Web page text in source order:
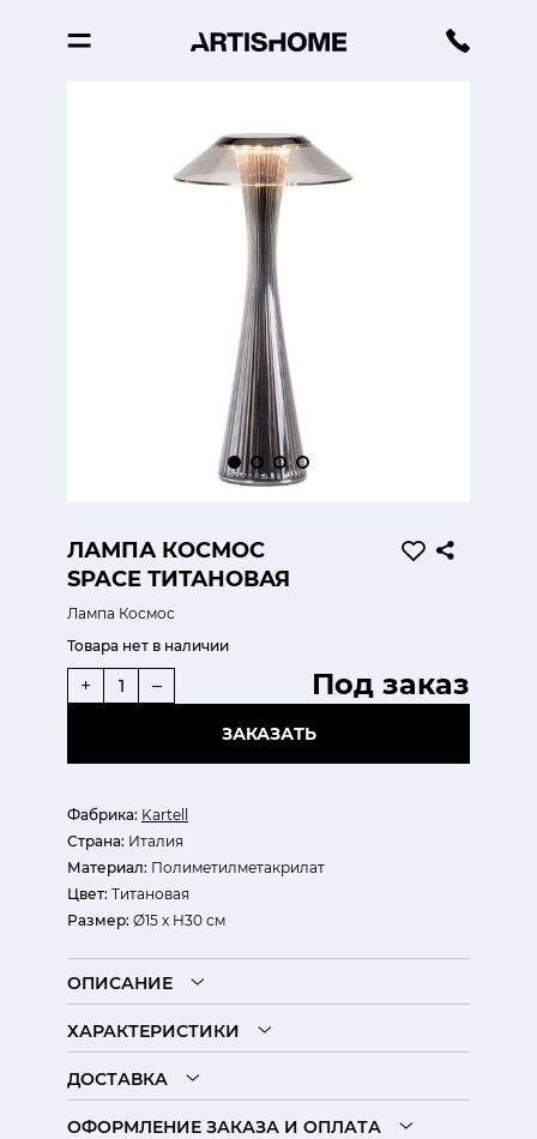
ЛАМПА КОСМОС
SPACE ТИТАНОВАЯ
Лампа Космос
Фабрика: Kartell
Страна: Италия
Материал: Полиметилметакрилат
Цвет: Титановая
Размер: Ø15 х H30 см
Товара нет в наличии
Под заказ
+ –
ЗАКАЗАТЬ
ОПИСАНИЕ
ХАРАКТЕРИСТИКИ
ДОСТАВКА
ОФОРМЛЕНИЕ ЗАКАЗА И ОПЛАТА